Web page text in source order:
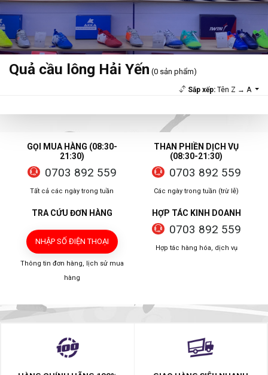
Quả cầu lông Hải Yến (0 sản phẩm)
Sắp xếp:Tên Z → A
GỌI MUA HÀNG (08:30-
21:30)
0703 892 559
Tất cả các ngày trong tuần
THAN PHIỀN DỊCH VỤ
(08:30-21:30)
0703 892 559
Các ngày trong tuần (trừ lễ)
TRA CỨU ĐƠN HÀNG
NHẬP SỐ ĐIỆN THOẠI
Thông tin đơn hàng, lịch sử mua
hàng
HỢP TÁC KINH DOANH
0703 892 559
Hợp tác hàng hóa, dịch vụ